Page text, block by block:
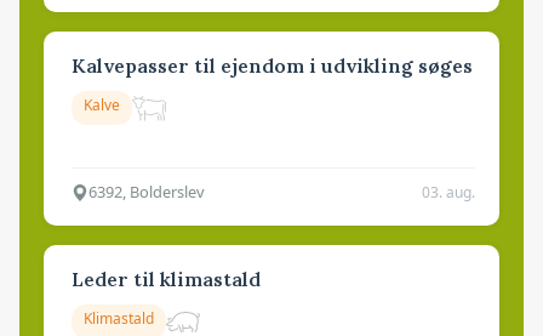
Kalvepasser til ejendom i udvikling søges
Kalve
6392, Bolderslev 03. aug.
Leder til klimastald
Klimastald